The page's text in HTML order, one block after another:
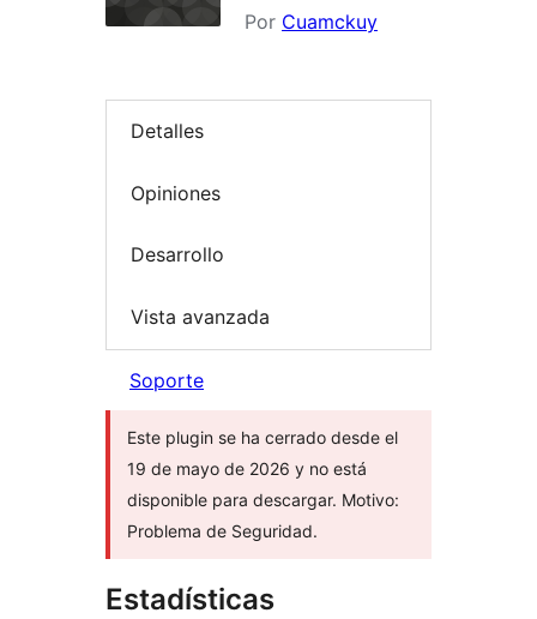
Por Cuamckuy
Detalles
Opiniones
Desarrollo
Vista avanzada
Soporte
Este plugin se ha cerrado desde el
19 de mayo de 2026 y no está
disponible para descargar. Motivo:
Problema de Seguridad.
Estadísticas